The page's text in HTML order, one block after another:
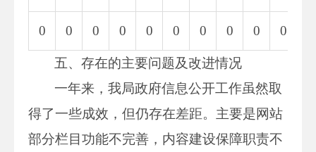
0 0 0 0 0 0 0 0 0 0
五、存在的主要问题及改进情况
一年来，我局政府信息公开工作虽然取
得了一些成效，但仍存在差距。主要是网站
部分栏目功能不完善，内容建设保障职责不